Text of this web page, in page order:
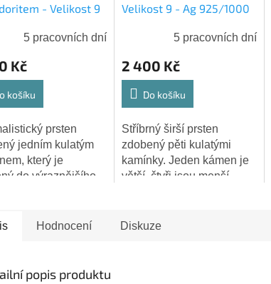
- Velikost 9
5 pracovních dní
Kč
košíku
prsten
jedním kulatým
který je
do výraznějšího
jednou vlnkou.
Velikost 9 - Ag 925/1000
5 pracovních dní
2 400 Kč
Do košíku
Stříbrný širší prsten
zdobený pěti kulatými
kamínky. Jeden kámen je
větší, čtyři jsou menší.
Kámen: syntetický opál -
Hodnocení Diskuze
popis produktu